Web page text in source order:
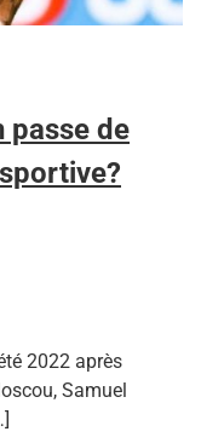
passe de
2022 après
Samuel